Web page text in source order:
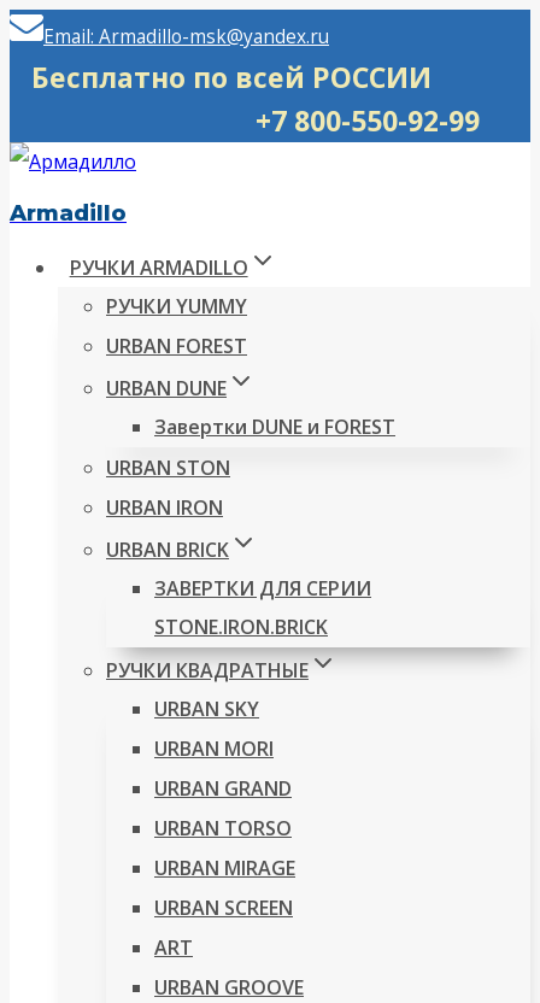
Перейти
Email: Armadillo-msk@yandex.ru
Бесплатно по всей РОССИИ
+7 800-550-92-99
Armadillo
РУЧКИ ARMADILLO
РУЧКИ YUMMY
URBAN FOREST
URBAN DUNE
Завертки DUNE и FOREST
URBAN STON
URBAN IRON
URBAN BRICK
ЗАВЕРТКИ ДЛЯ СЕРИИ
STONE.IRON.BRICK
РУЧКИ КВАДРАТНЫЕ
URBAN SKY
URBAN MORI
URBAN GRAND
URBAN TORSO
URBAN MIRAGE
URBAN SCREEN
ART
URBAN GROOVE